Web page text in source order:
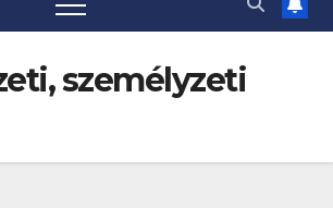
személyzeti